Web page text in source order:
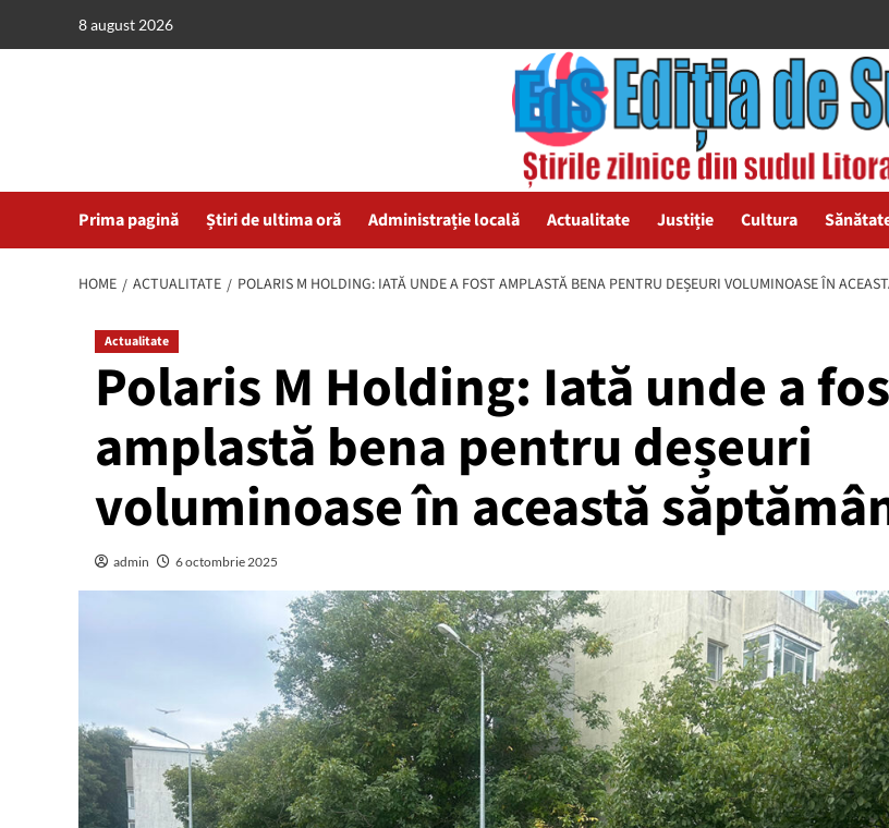
8 august 2026
Prima pagină Știri de ultima oră Administrație locală Actualitate Justiție Cultura
HOME ACTUALITATE POLARIS M HOLDING: IATĂ UNDE A FOST AMPLASTĂ BENA PENTRU DEȘEURI VOLUMINOASE ÎN
Actualitate
Polaris M Holding: Iată unde a
amplastă bena pentru deșeuri
voluminoase în această
admin 6 octombrie 2025